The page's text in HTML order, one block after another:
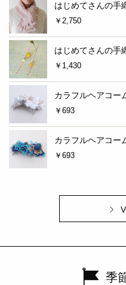
はじめてさんの手
￥2,750
はじめてさんの手
￥1,430
カラフルヘアコ
￥693
カラフルヘアコ
￥693
季